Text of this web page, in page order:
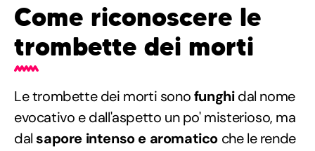
Come riconoscere le
trombette dei morti
Le trombette dei morti sonofunghidal nome
evocativo e dall'aspetto un po' misterioso, ma
dal sapore intenso e aromatico che le rende